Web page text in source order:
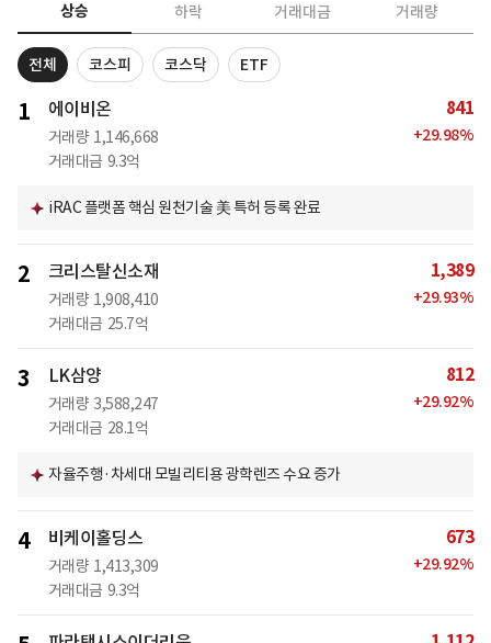
상승 하락 거래대금 거래량
전체 코스피 코스닥 ETF
1 에이비온
거래량 1,146,668
거래대금 9.3억
841
+29.98%
iRAC 플랫폼 핵심 원천기술 美 특허 등록 완료
2 크리스탈신소재
거래량 1,908,410
거래대금 25.7억
1,389
+29.93%
3 LK삼양
거래량 3,588,247
거래대금 28.1억
812
+29.92%
자율주행·차세대 모빌리티용 광학렌즈 수요 증가
4 비케이홀딩스
거래량 1,413,309
거래대금 9.3억
673
+29.92%